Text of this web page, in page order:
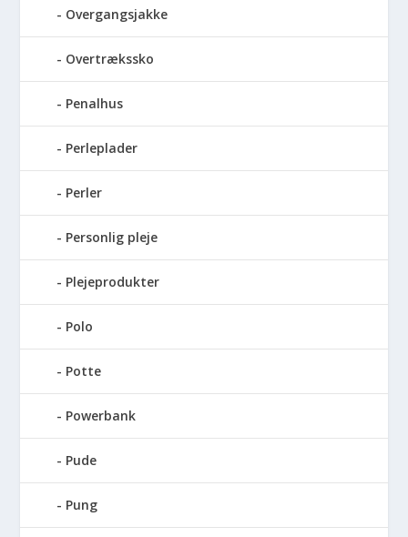
Overgangsjakke
Overtrækssko
Penalhus
Perleplader
Perler
Personlig pleje
Plejeprodukter
Polo
Potte
Powerbank
Pude
Pung